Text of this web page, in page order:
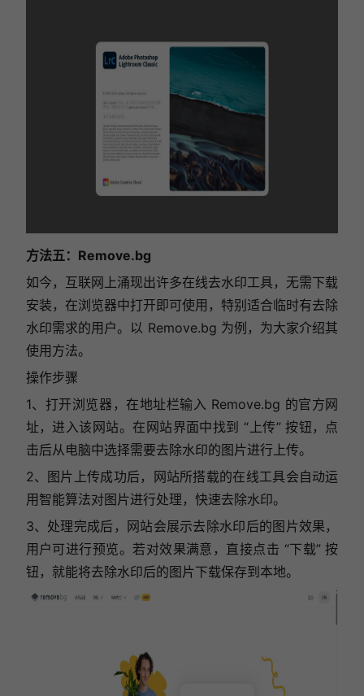
方法五： Remove.bg
如今，互联网上涌现出许多在线去水印工具，无需下载
安装，在浏览器中打开即可使用，特别适合临时有去除
水印需求的用户。以 Remove.bg 为例，为大家介绍其
使用方法。
操作步骤
1、打开浏览器，在地址栏输入 Remove.bg 的官方网
址，进入该网站。在网站界面中找到 “上传” 按钮，点
击后从电脑中选择需要去除水印的图片进行上传。
2、图片上传成功后，网站所搭载的在线工具会自动运
用智能算法对图片进行处理，快速去除水印。
3、处理完成后，网站会展示去除水印后的图片效果，
用户可进行预览。若对效果满意，直接点击 “下载” 按
钮，就能将去除水印后的图片下载保存到本地。